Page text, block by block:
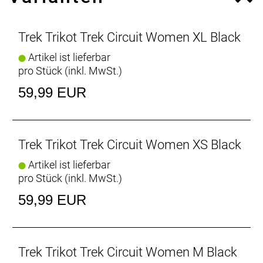
Die 37.5-Aktivpartikeltechnologie des Circuit
kühl und trocken zu halten und eine ideale
Celsius.
Rutschfeste Ärmel
Ärmel mit Raw-Cut-Bündchen mit Silikongrippern
Erweiterte Abdeckung am Rücken
Abdeckung und sitzt dank Silikongrippern
rutschfest.
Alles Notwendige dabei
Trek Trikot Trek Circuit Women XL Black
Artikel ist lieferbar
pro Stück (inkl. MwSt.)
59,99 EUR
Trek Trikot Trek Circuit Women XS Black
Artikel ist lieferbar
pro Stück (inkl. MwSt.)
59,99 EUR
Trek Trikot Trek Circuit Women M Black